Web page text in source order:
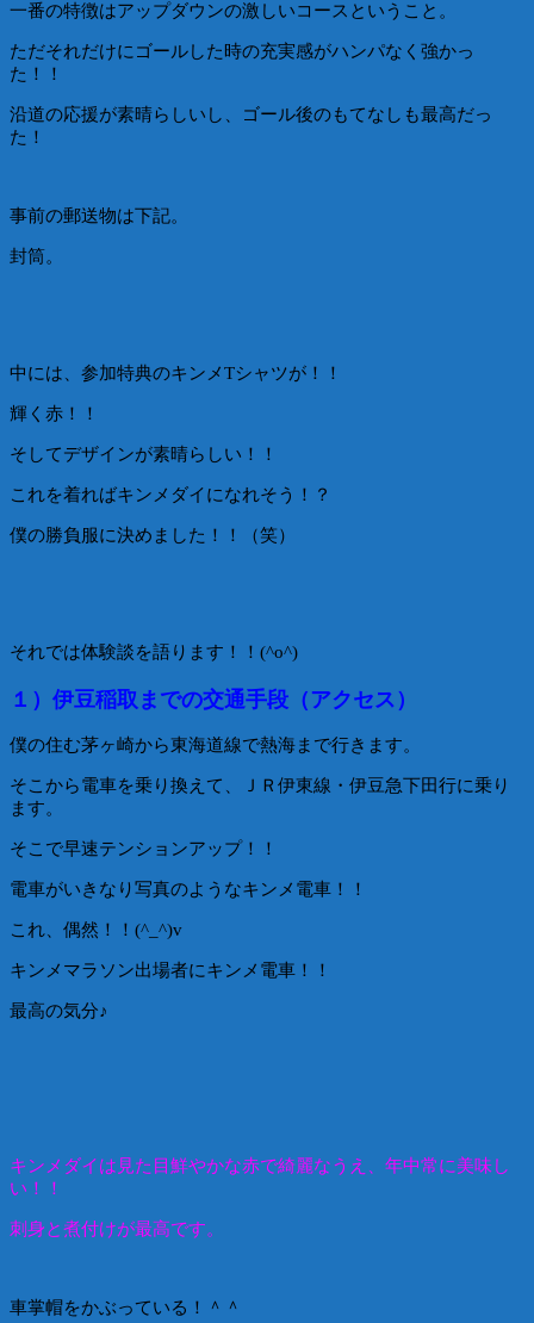
一番の特徴はアップダウンの激しいコースということ。
ただそれだけにゴールした時の充実感がハンパなく強かっ
た！！
沿道の応援が素晴らしいし、ゴール後のもてなしも最高だっ
た！
事前の郵送物は下記。
封筒。
中には、参加特典のキンメTシャツが！！
輝く赤！！
そしてデザインが素晴らしい！！
これを着ればキンメダイになれそう！？
僕の勝負服に決めました！！（笑）
それでは体験談を語ります！！(^o^)
１）伊豆稲取までの交通手段（アクセス）
僕の住む茅ヶ崎から東海道線で熱海まで行きます。
そこから電車を乗り換えて、ＪＲ伊東線・伊豆急下田行に乗り
ます。
そこで早速テンションアップ！！
電車がいきなり写真のようなキンメ電車！！
これ、偶然！！(^_^)v
キンメマラソン出場者にキンメ電車！！
最高の気分♪
キンメダイは見た目鮮やかな赤で綺麗なうえ、年中常に美味し
い！！
刺身と煮付けが最高です。
車掌帽をかぶっている！＾＾